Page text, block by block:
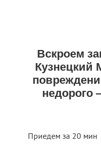
Вскроем
Кузнецкий
недорого
Приедем за 20 мин